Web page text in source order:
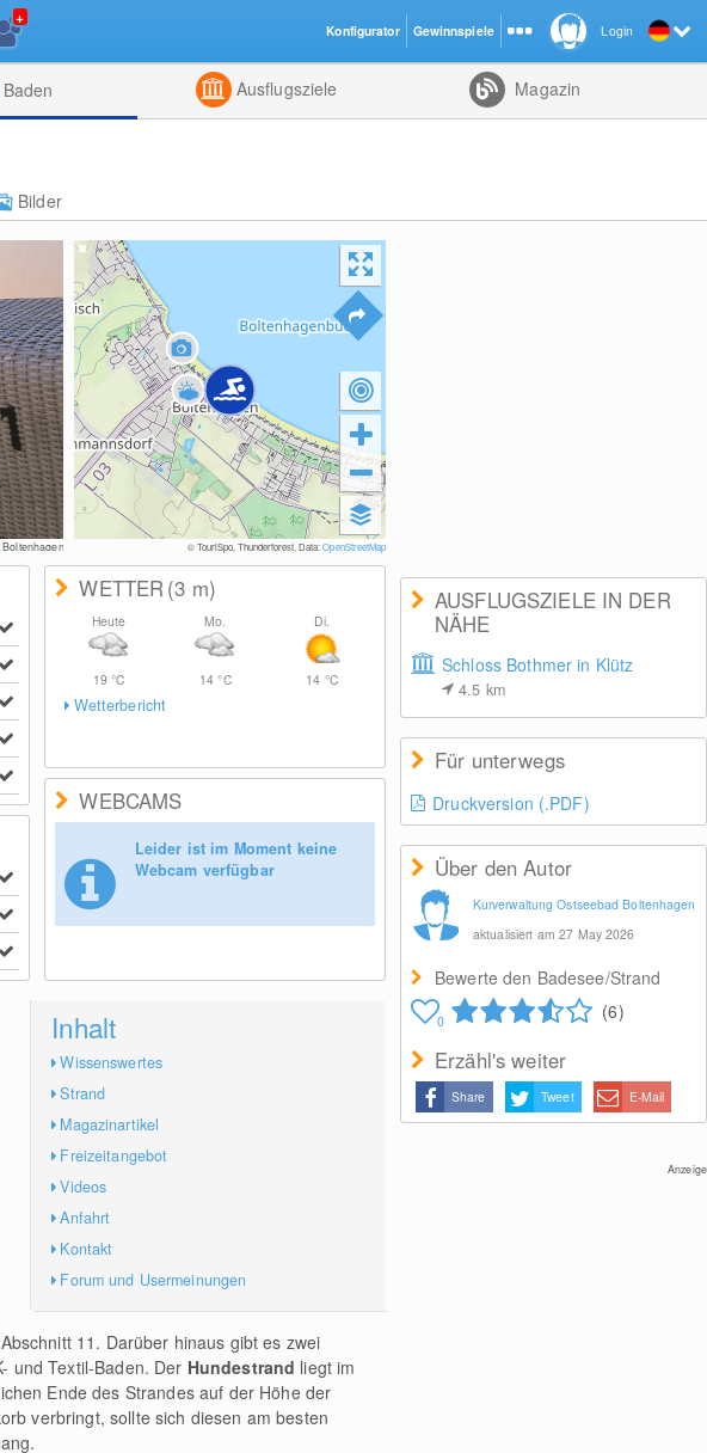
Kombiniert
+
Baden Ausflugsziele Magazin
Bilder
© TouriSpo, Thunderforest, Data:OpenStreetMap
AUSFLUGSZIELE IN DER
NÄHE
Schloss Bothmer in Klütz
4.5 km
Für unterwegs
Druckversion (.PDF)
Über den Autor
Kurverwaltung Ostseebad Boltenhagen
aktualisiert am 27 May 2026
Bewerte den Badesee/Strand
0 (6)
Erzähl's weiter
Share Tweet E-Mail
Anzeige
WETTER(3 m)
Heute
19°C
Mo.
14°C
Di.
14 °C
Wetterbericht
WEBCAMS
Leider ist im Moment keine
Webcam verfügbar
Inhalt
Wissenswertes
Strand
Magazinartikel
Freizeitangebot
Videos
Anfahrt
Kontakt
Forum und Usermeinungen
11. Darüber hinaus gibt es zwei
und Textil-Baden. Der Hundestrand liegt im
Ende des Strandes auf der Höhe der
verbringt, sollte sich diesen am besten
Login
Konfigurator Gewinnspiele